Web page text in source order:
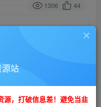
1306 44
源
购买权限，请先开通会员
站
源，打破信息差！避免当韭